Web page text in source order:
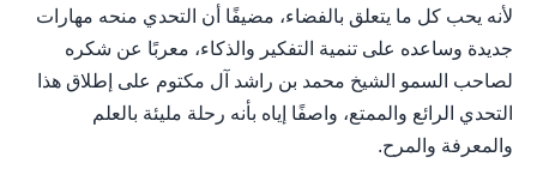
لأنه يحب كل ما يتعلق بالفضاء، مضيفًا أن التحدي منحه مهارات
جديدة وساعده على تنمية التفكير والذكاء، معربًا عن شكره
لصاحب السمو الشيخ محمد بن راشد آل مكتوم على إطلاق هذا
التحدي الرائع والممتع، واصفًا إياه بأنه رحلة مليئة بالعلم
والمعرفة والمرح.